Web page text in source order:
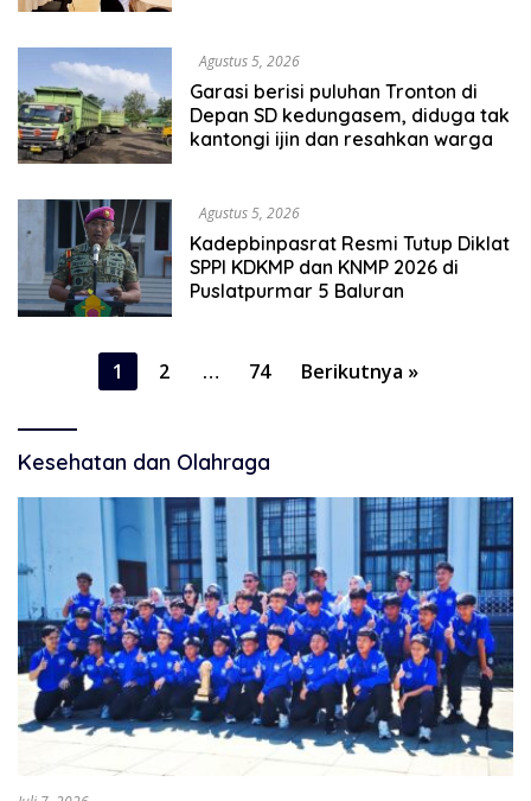
Agustus 5, 2026
Garasi berisi puluhan Tronton di
Depan SD kedungasem, diduga tak
kantongi ijin dan resahkan warga
Agustus 5, 2026
Kadepbinpasrat Resmi Tutup Diklat
SPPI KDKMP dan KNMP 2026 di
Puslatpurmar 5 Baluran
Paginasi
1 2 … 74 Berikutnya »
Kesehatan dan Olahraga